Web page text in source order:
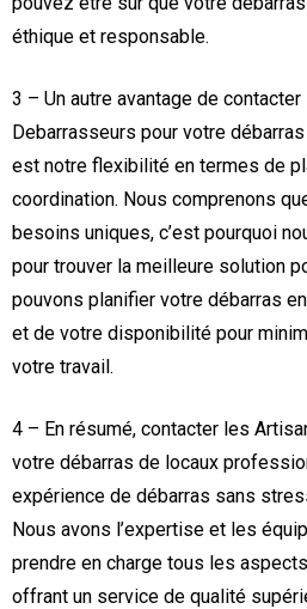
éthique et responsable.
3 – Un autre avantage de
Debarrasseurs pour votre
est notre flexibilité en termes de
coordination. Nous comprenons
besoins uniques, c’est pourquoi
pour trouver la meilleure solution
pouvons planifier votre débarras
et de votre disponibilité pour
votre travail.
4 – En résumé, contacter les
votre débarras de locaux
expérience de débarras sans
Nous avons l’expertise et les
prendre en charge tous les
offrant un service de qualité